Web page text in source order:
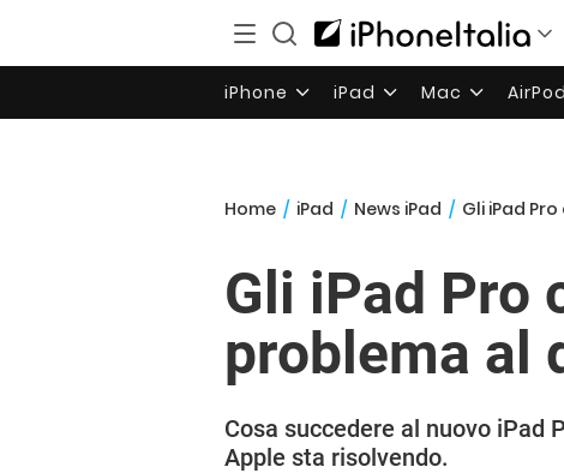
iPhone iPad Mac
Home / iPad / News iPad / Gli iPad
Gli iPad Pro
problema al
Cosa succedere al nuovo iPad
Apple sta risolvendo.